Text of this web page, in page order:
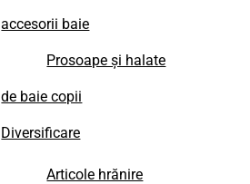
accesorii baie
Prosoape și halate
de baie copii
Diversificare
Articole hrănire